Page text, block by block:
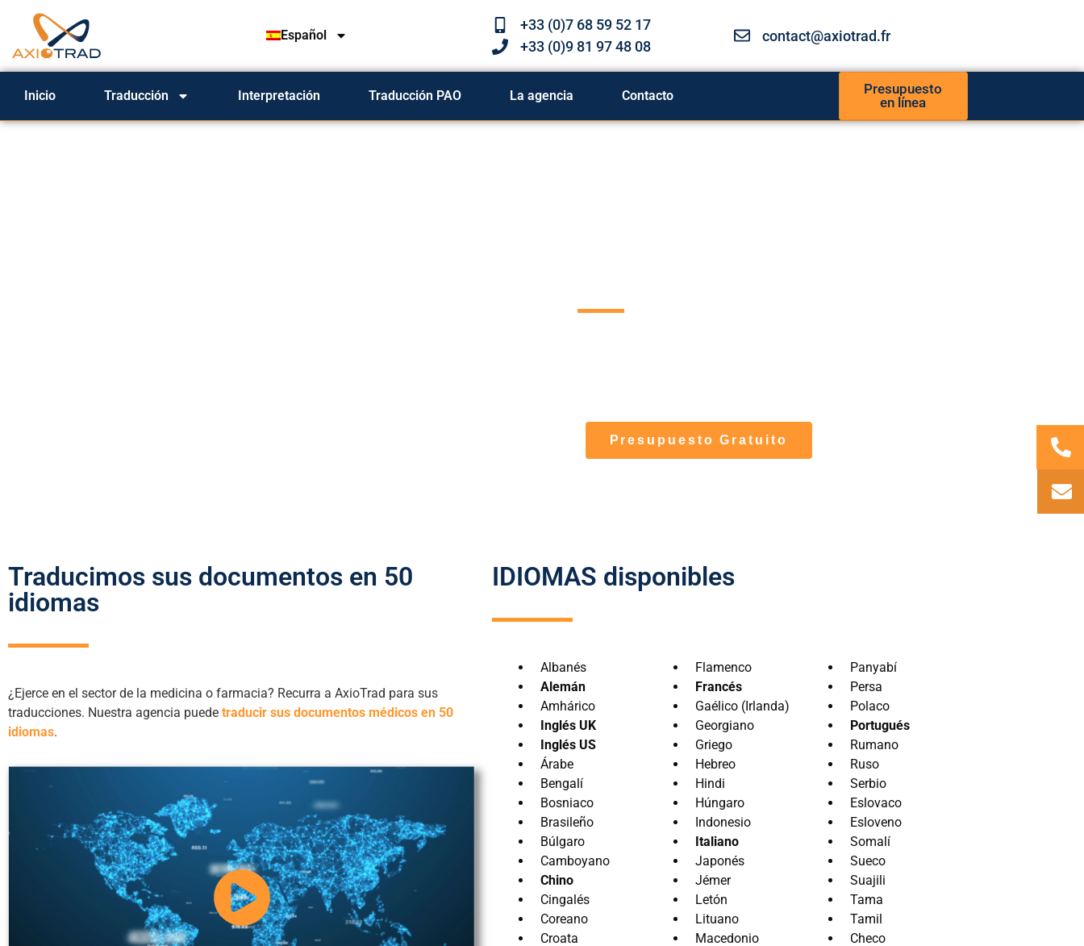
Español
+33 (0)7 68 59 52 17
+33 (0)9 81 97 48 08
contact@axiotrad.fr
Inicio Traducción Interpretación Traducción PAO La agencia Contacto
Presupuesto
en línea
Presupuesto Gratuito
Traducimos sus documentos en 50
idiomas
¿Ejerce en el sector de la medicina o farmacia? Recurra a AxioTrad para sus
traducciones. Nuestra agencia puede traducir sus documentos médicos en 50
idiomas.
IDIOMAS disponibles
Albanés
Alemán
Amhárico
Inglés UK
Inglés US
Árabe
Bengalí
Bosniaco
Brasileño
Búlgaro
Camboyano
Chino
Cingalés
Coreano
Croata
Flamenco
Francés
Gaélico (Irlanda)
Georgiano
Griego
Hebreo
Hindi
Húngaro
Indonesio
Italiano
Japonés
Jémer
Letón
Lituano
Macedonio
Panyabí
Persa
Polaco
Portugués
Rumano
Ruso
Serbio
Eslovaco
Esloveno
Somalí
Sueco
Suajili
Tama
Tamil
Checo